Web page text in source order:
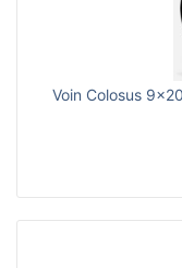
Voin Colosus